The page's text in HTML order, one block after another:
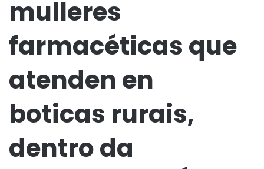
mulleres
farmacéticas que
atenden en
boticas rurais,
dentro da